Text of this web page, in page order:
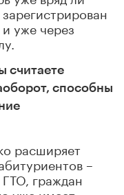
уже через
считаете
способны
расширяет
–
граждан